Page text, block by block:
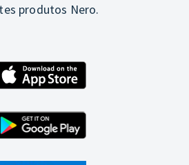
produtos Nero.